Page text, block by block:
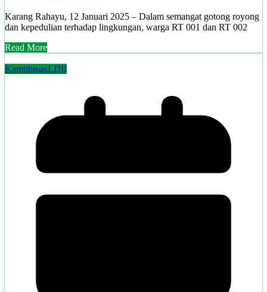
Karang Rahayu, 12 Januari 2025 – Dalam semangat gotong royong
dan kepedulian terhadap lingkungan, warga RT 001 dan RT 002
Read More
KamtibmasLDII